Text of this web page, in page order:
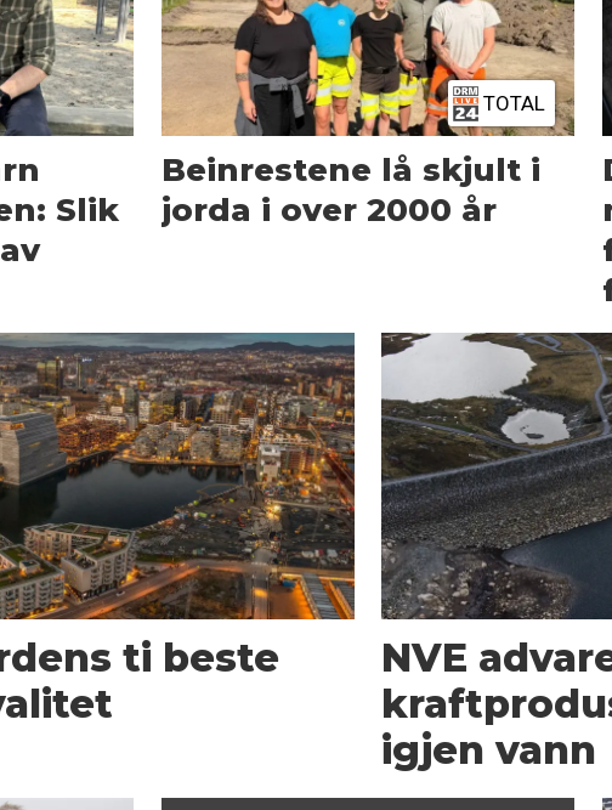
Slik
TOTAL
Beinrestene lå skjult i
jorda i over 2000 år
ti beste
NVE
igjen vann